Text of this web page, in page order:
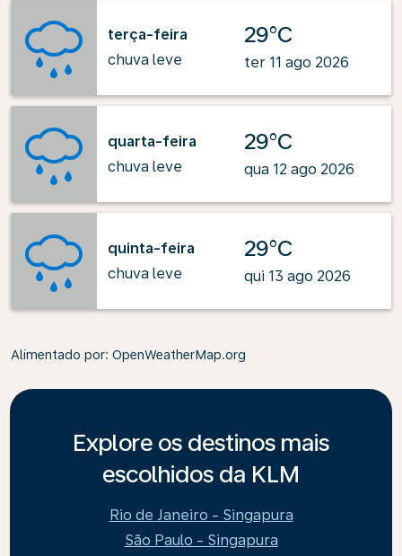
terça-feira
chuva leve
29°C
ter 11 ago 2026
quarta-feira
chuva leve
29°C
qua 12 ago 2026
quinta-feira
chuva leve
29°C
qui 13 ago 2026
Alimentado por: OpenWeatherMap.org
Explore os destinos mais
escolhidos da KLM
Rio de Janeiro - Singapura
São Paulo - Singapura